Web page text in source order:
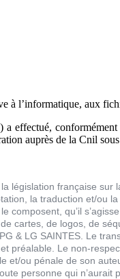
à l’informatique, aux
auprès de la Cnil
législation française
la traduction et/ou
composent, qu’il
cartes, de logos, de
PG & LG SAINTES . Le
préalable. Le non-
et/ou pénale de son
personne qui